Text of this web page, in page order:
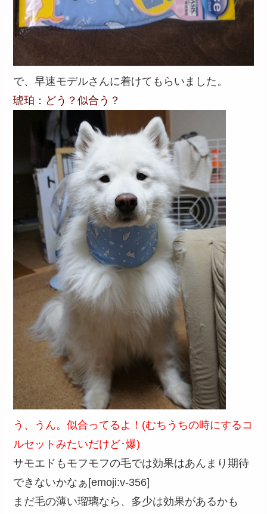
で、早速モデルさんに着けてもらいました。
琥珀：どう？似合う？
う、うん。似合ってるよ！(むちうちの時にするコ
ルセットみたいだけど･爆)
サモエドもモフモフの毛では効果はあんまり期待
できないかなぁ[emoji:v-356]
まだ毛の薄い瑠璃なら、多少は効果があるかも